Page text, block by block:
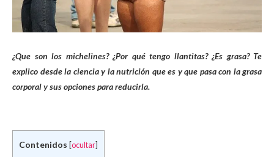
¿Que son los michelines? ¿Por qué tengo llantitas? ¿Es grasa? Te
explico desde la ciencia y la nutrición que es y que pasa con la grasa
corporal y sus opciones para reducirla.
Contenidos ocultar